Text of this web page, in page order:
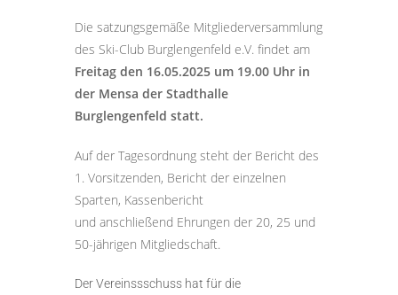
Die satzungsgemäße Mitgliederversammlung
des Ski-Club Burglengenfeld e.V. findet am
Freitag den 16.05.2025 um 19.00 Uhr in
der Mensa der Stadthalle
Burglengenfeld statt.
Auf der Tagesordnung steht der Bericht des
1. Vorsitzenden, Bericht der einzelnen
Sparten, Kassenbericht
und anschließend Ehrungen der 20, 25 und
50-jährigen Mitgliedschaft.
Der Vereinssschuss hat für die